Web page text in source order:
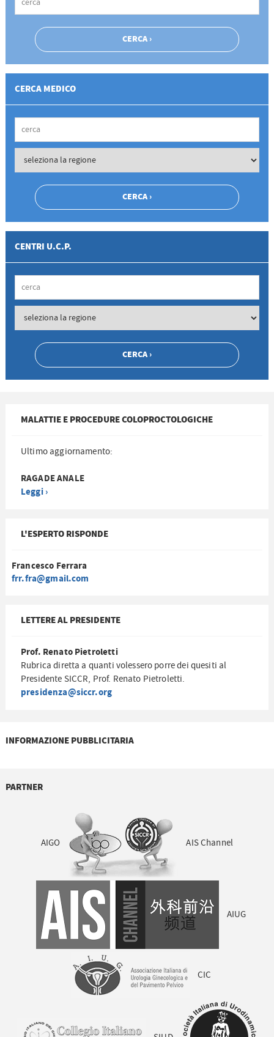
CERCA MEDICO
CENTRI U.C.P.
MALATTIE E PROCEDURE COLOPROCTOLOGICHE
Ultimo aggiornamento:
RAGADE ANALE
Leggi ›
L'ESPERTO RISPONDE
Francesco Ferrara
frr.fra@gmail.com
LETTERE AL PRESIDENTE
Prof. Renato Pietroletti
Rubrica diretta a quanti volessero porre dei quesiti al
Presidente SICCR, Prof. Renato Pietroletti.
presidenza@siccr.org
INFORMAZIONE PUBBLICITARIA
PARTNER
AIGO AIS Channel
AIUG
CIC